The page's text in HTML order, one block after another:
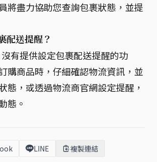
將盡力協助您查詢包裹狀態，並提
配送提醒？
有提供設定包裹配送提醒的功
購商品時，仔細確認物流資訊，並
態，或透過物流商官網設定提醒，
態。
LINE 複製連結